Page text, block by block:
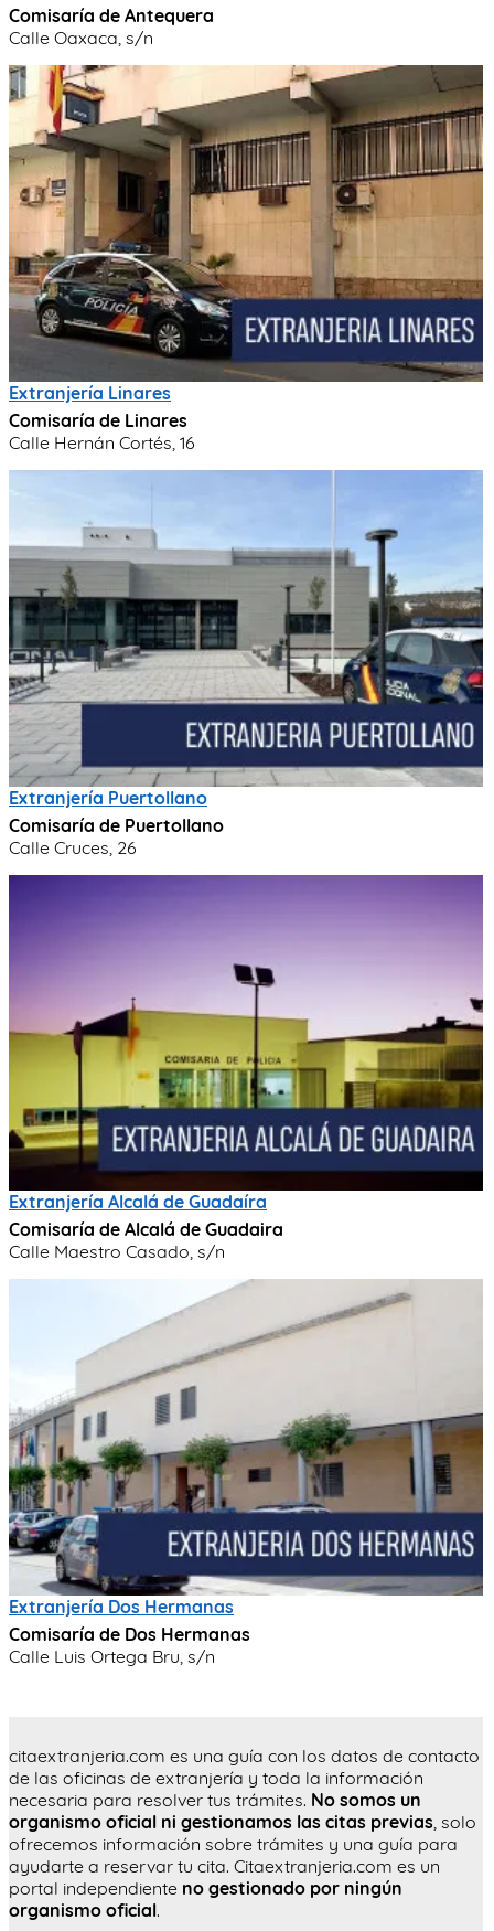
Comisaría de Antequera
Calle Oaxaca, s/n
Extranjería Linares
Comisaría de Linares
Calle Hernán Cortés, 16
Extranjería Puertollano
Comisaría de Puertollano
Calle Cruces, 26
Extranjería Alcalá de Guadaíra
Comisaría de Alcalá de Guadaira
Calle Maestro Casado, s/n
Extranjería Dos Hermanas
Comisaría de Dos Hermanas
Calle Luis Ortega Bru, s/n
citaextranjeria.com es una guía con los datos de contacto
de las oficinas de extranjería y toda la información
necesaria para resolver tus trámites. No somos un
organismo oficial ni gestionamos las citas previas, solo
ofrecemos información sobre trámites y una guía para
ayudarte a reservar tu cita. Citaextranjeria.com es un
portal independiente no gestionado por ningún
organismo oficial.